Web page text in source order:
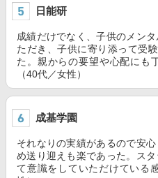
日能研
成績だけでなく、子供のメン
ただき、子供に寄り添って受
た。親からの要望や心配にも
（40代／女性）
成基学園
それなりの実績があるので安
め送り迎えも楽であった。ス
て意識をしていただけている